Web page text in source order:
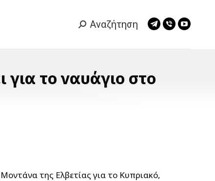
Search:
Αναζήτηση
Telegram
new
Viber
το ναυάγιο στο
της Ελβετίας για το Κυπριακό,